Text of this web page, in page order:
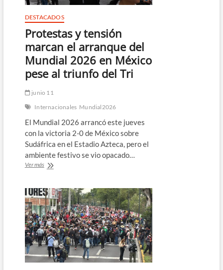
DESTACADOS
Protestas y tensión
marcan el arranque del
Mundial 2026 en México
pese al triunfo del Tri
junio 11
Internacionales Mundial2026
El Mundial 2026 arrancó este jueves
con la victoria 2-0 de México sobre
Sudáfrica en el Estadio Azteca, pero el
ambiente festivo se vio opacado…
Ver másProtestas
marcan
el
arranque
del
Mundial
2026
en
México
pese